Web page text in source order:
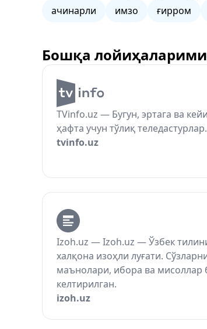
ачинарли имзо ғирром
Бошқа
TVinfo.uz — Бугун, эртага ва
ҳафта учун тўлиқ теледастурлар.
tvinfo.uz
Izoh.uz — Izoh.uz — Ўзбек
халқона изоҳли луғати.
маънолари, ибора ва мисоллар
келтирилган.
izoh.uz